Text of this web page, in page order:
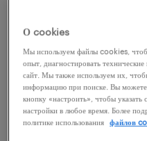
Take the next step in
experienced
Angular) and build
modern
role, you will drive
advanced backend
UIs, leveraging
О cookies
Мы используем файлы cookies,
опыт, диагностировать
сайт. Мы также используем их,
информацию при поиске. Вы можете
кнопку «настроить», чтобы
настройки в любое время. Более
политике использования
файлов